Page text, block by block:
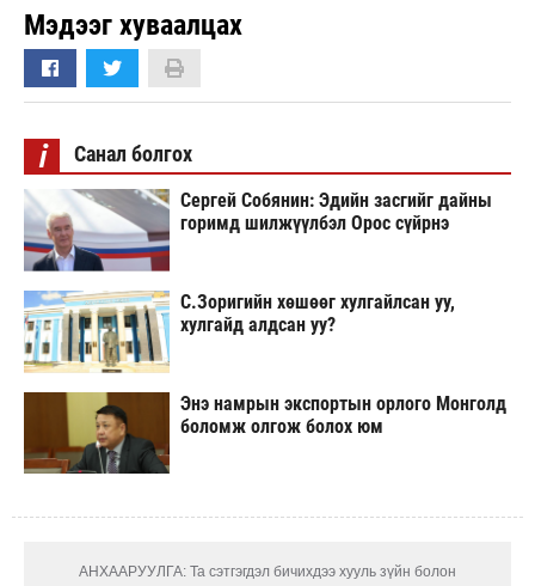
Мэдээг хуваалцах
i Санал болгох
Сергей Собянин: Эдийн засгийг дайны
горимд шилжүүлбэл Орос сүйрнэ
С.Зоригийн хөшөөг хулгайлсан уу,
хулгайд алдсан уу?
Энэ намрын экспортын орлого Монголд
боломж олгож болох юм
АНХААРУУЛГА: Та сэтгэгдэл бичихдээ хууль зүйн болон